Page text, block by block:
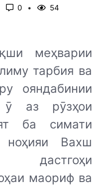
0 54
меҳварии
тарбия ва
ояндабинии
ӯ аз рӯзҳои
ба симати
ноҳияи Вахш
дастгоҳи
маориф ва